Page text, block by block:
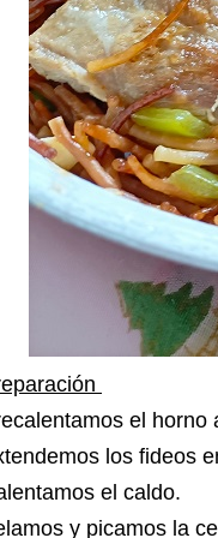
el horno
los fideos
el caldo.
y picamos la